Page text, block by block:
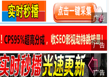
广告
广告
广告